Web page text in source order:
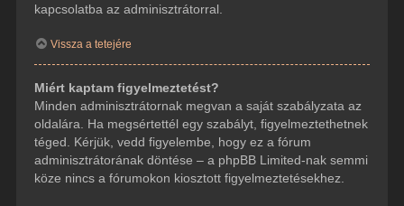
kapcsolatba az adminisztrátorral.
Vissza a tetejére
Miért kaptam figyelmeztetést?
Minden adminisztrátornak megvan a saját szabályzata az
oldalára. Ha megsértettél egy szabályt, figyelmeztethetnek
téged. Kérjük, vedd figyelembe, hogy ez a fórum
adminisztrátorának döntése – a phpBB Limited-nak semmi
köze nincs a fórumokon kiosztott figyelmeztetésekhez.